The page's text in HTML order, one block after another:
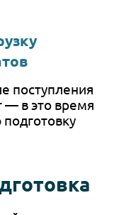
поступления
— в это время